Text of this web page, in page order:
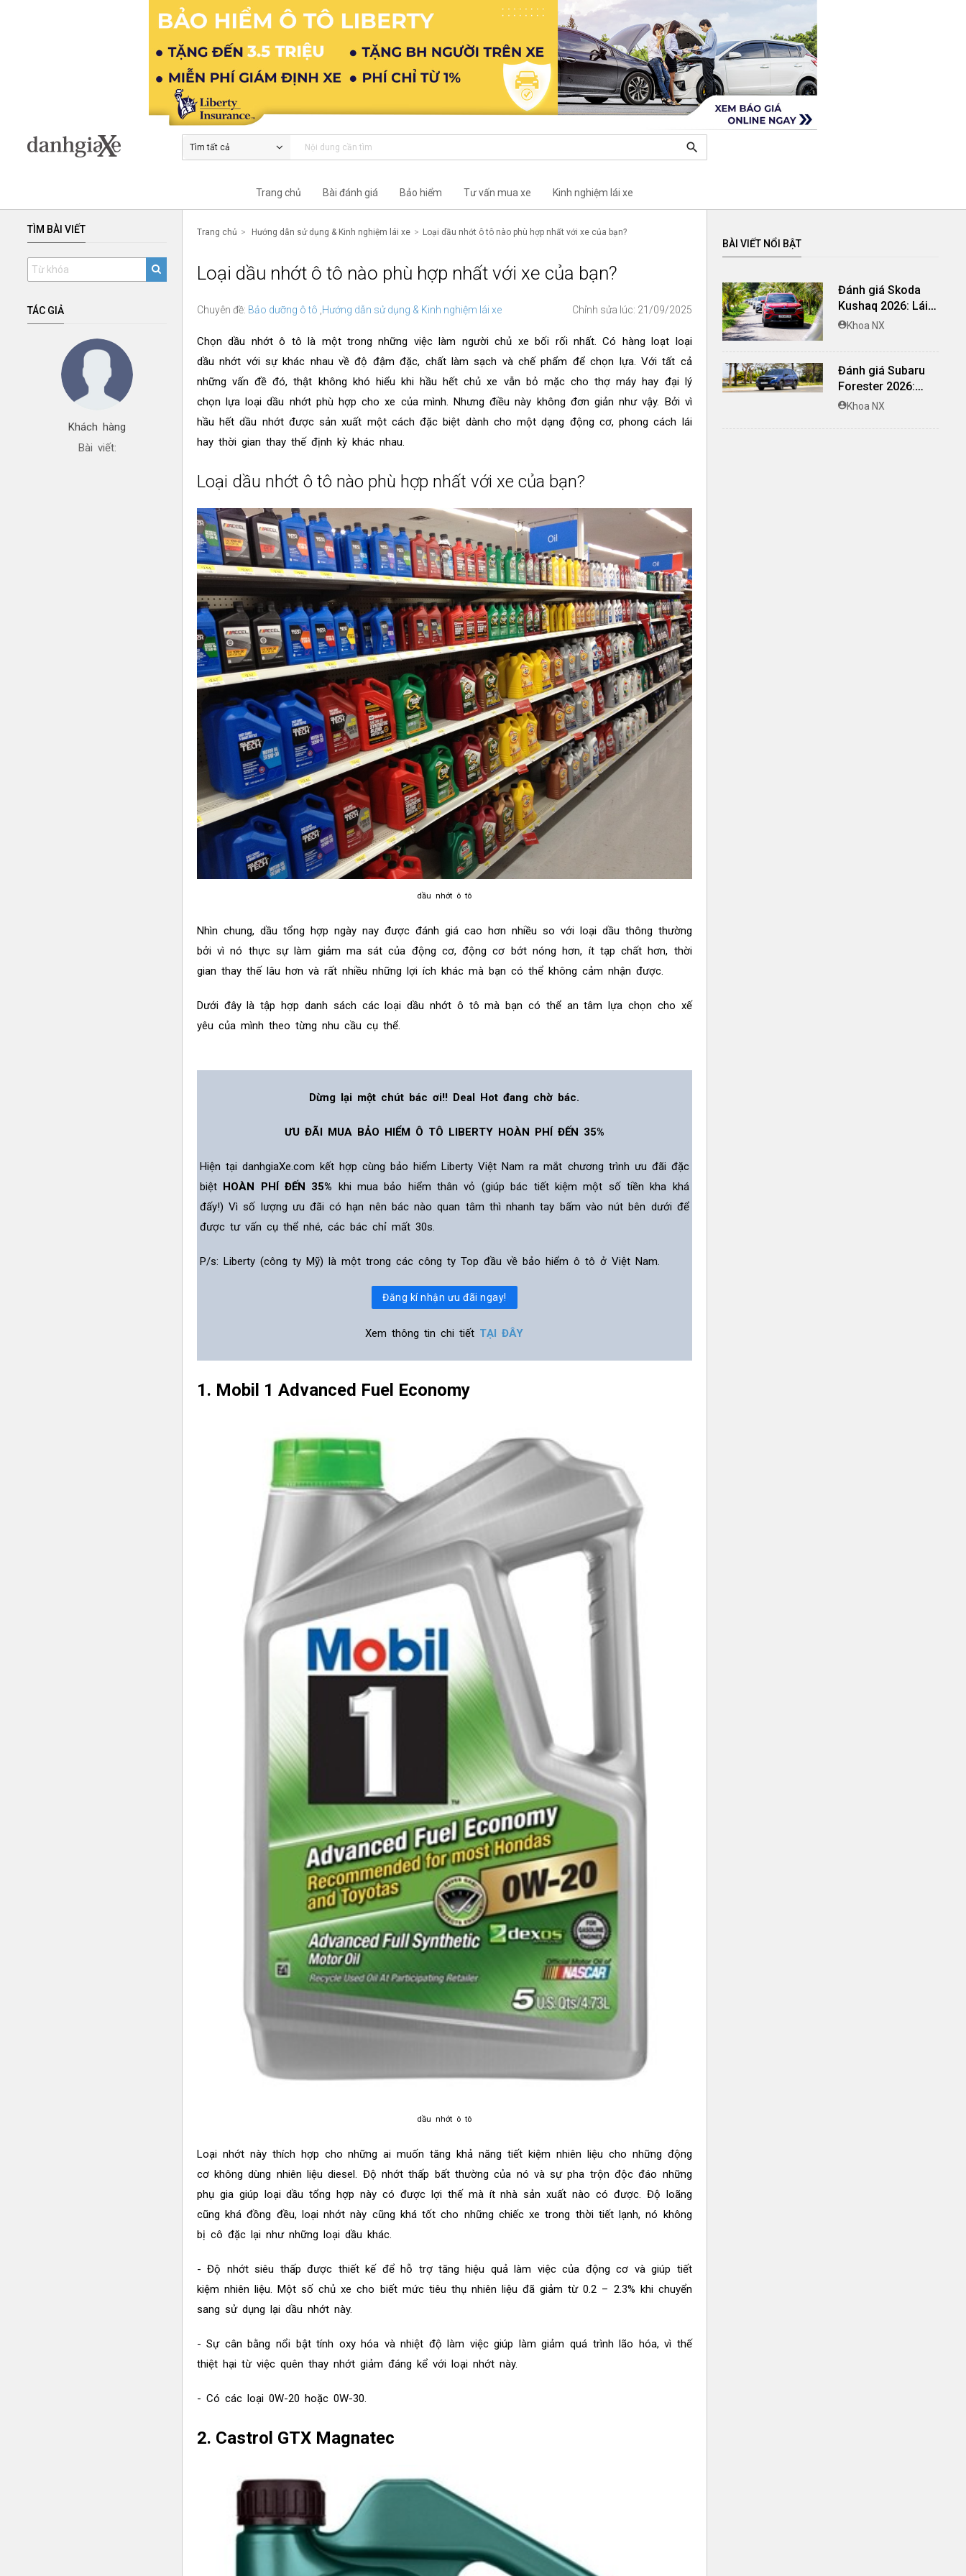
Tìm tất cả search
Trang chủ Bài đánh giá Bảo hiểm Tư vấn mua xe Kinh nghiệm lái xe
TÌM BÀI VIẾT
TÁC GIẢ
Khách hàng
Bài viết:
Trang chủ Hướng dẫn sử dụng & Kinh nghiệm lái xe Loại dầu nhớt ô tô nào phù hợp nhất với xe của bạn?
Loại dầu nhớt ô tô nào phù hợp nhất với xe của bạn?
Chuyên đề: Bảo dưỡng ô tô Hướng dẫn sử dụng & Kinh nghiệm lái xe Chỉnh sửa lúc: 21/09/2025
Chọn dầu nhớt ô tô là một trong những việc làm người chủ xe bối rối nhất. Có hàng loạt loại
dầu nhớt với sự khác nhau về độ đậm đặc, chất làm sạch và chế phẩm để chọn lựa. Với tất cả
những vấn đề đó, thật không khó hiểu khi hầu hết chủ xe vẫn bỏ mặc cho thợ máy hay đại lý
chọn lựa loại dầu nhớt phù hợp cho xe của mình. Nhưng điều này không đơn giản như vậy. Bởi vì
hầu hết dầu nhớt được sản xuất một cách đặc biệt dành cho một dạng động cơ, phong cách lái
hay thời gian thay thế định kỳ khác nhau.
Loại dầu nhớt ô tô nào phù hợp nhất với xe của bạn?
dầu nhớt ô tô
Nhìn chung, dầu tổng hợp ngày nay được đánh giá cao hơn nhiều so với loại dầu thông thường
bởi vì nó thực sự làm giảm ma sát của động cơ, động cơ bớt nóng hơn, ít tạp chất hơn, thời
gian thay thế lâu hơn và rất nhiều những lợi ích khác mà bạn có thể không cảm nhận được.
Dưới đây là tập hợp danh sách các loại dầu nhớt ô tô mà bạn có thể an tâm lựa chọn cho xế
yêu của mình theo từng nhu cầu cụ thể.
Dừng lại một chút bác ơi!! Deal Hot đang chờ bác.
ƯU ĐÃI MUA BẢO HIỂM Ô TÔ LIBERTY HOÀN PHÍ ĐẾN 35%
Hiện tại danhgiaXe.com kết hợp cùng bảo hiểm Liberty Việt Nam ra mắt chương trình ưu đãi đặc
biệt HOÀN PHÍ ĐẾN 35% khi mua bảo hiểm thân vỏ (giúp bác tiết kiệm một số tiền kha khá
đấy!) Vì số lượng ưu đãi có hạn nên bác nào quan tâm thì nhanh tay bấm vào nút bên dưới để
được tư vấn cụ thể nhé, các bác chỉ mất 30s.
P/s: Liberty (công ty Mỹ) là một trong các công ty Top đầu về bảo hiểm ô tô ở Việt Nam.
Đăng kí nhận ưu đãi ngay!
Xem thông tin chi tiết TẠI ĐÂY
1. Mobil 1 Advanced Fuel Economy
dầu nhớt ô tô
Loại nhớt này thích hợp cho những ai muốn tăng khả năng tiết kiệm nhiên liệu cho những động
cơ không dùng nhiên liệu diesel. Độ nhớt thấp bất thường của nó và sự pha trộn độc đáo những
phụ gia giúp loại dầu tổng hợp này có được lợi thế mà ít nhà sản xuất nào có được. Độ loãng
cũng khá đồng đều, loại nhớt này cũng khá tốt cho những chiếc xe trong thời tiết lạnh, nó không
bị cô đặc lại như những loại dầu khác.
- Độ nhớt siêu thấp được thiết kế để hỗ trợ tăng hiệu quả làm việc của động cơ và giúp tiết
kiệm nhiên liệu. Một số chủ xe cho biết mức tiêu thụ nhiên liệu đã giảm từ 0.2 – 2.3% khi chuyển
sang sử dụng lại dầu nhớt này.
- Sự cân bằng nổi bật tính oxy hóa và nhiệt độ làm việc giúp làm giảm quá trình lão hóa, vì thế
thiệt hại từ việc quên thay nhớt giảm đáng kể với loại nhớt này.
- Có các loại 0W-20 hoặc 0W-30.
2. Castrol GTX Magnatec
BÀI VIẾT NỔI BẬT
Đánh giá Skoda
Kushaq 2026: Lái
thú vị, nhiều tiện
tranh
Khoa NX
Đánh giá Subaru
Forester 2026:
Mạnh mẽ, êm ái đi
ADAS hoàn hảo
Khoa NX